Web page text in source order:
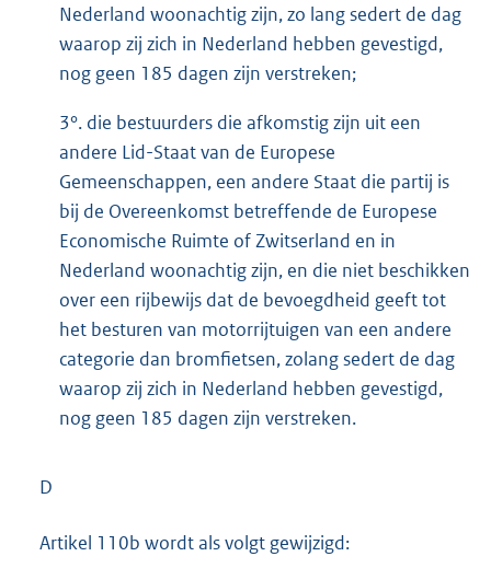
Nederland woonachtig zijn, zo lang sedert de dag
waarop zij zich in Nederland hebben gevestigd,
nog geen 185 dagen zijn verstreken;
3°. die bestuurders die afkomstig zijn uit een
andere Lid-Staat van de Europese
Gemeenschappen, een andere Staat die partij is
bij de Overeenkomst betreffende de Europese
Economische Ruimte of Zwitserland en in
Nederland woonachtig zijn, en die niet beschikken
over een rijbewijs dat de bevoegdheid geeft tot
het besturen van motorrijtuigen van een andere
categorie dan bromfietsen, zolang sedert de dag
waarop zij zich in Nederland hebben gevestigd,
nog geen 185 dagen zijn verstreken.
D
Artikel 110b wordt als volgt gewijzigd: